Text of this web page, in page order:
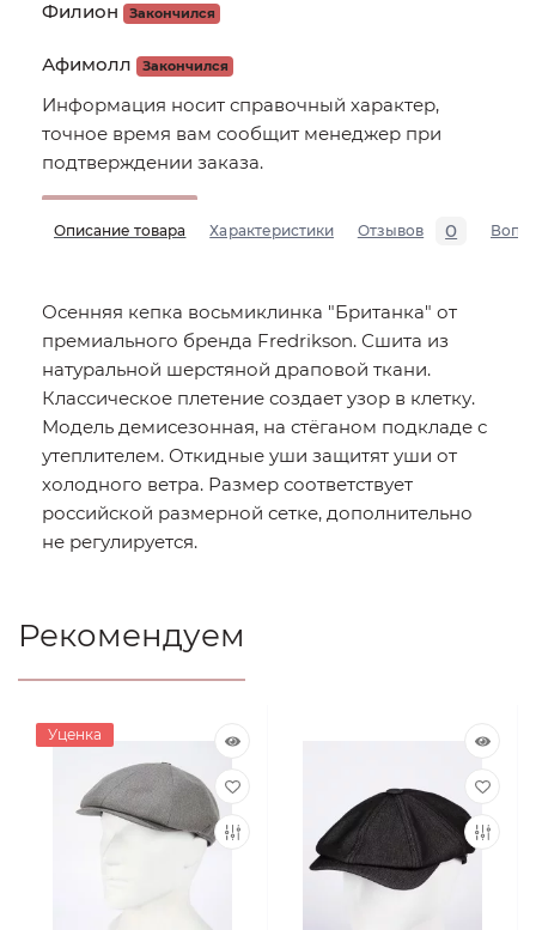
Филион Закончился
Афимолл Закончился
Информация носит справочный характер,
точное время вам сообщит менеджер при
подтверждении заказа.
Описание товара Характеристики Отзывов 0
Осенняя кепка восьмиклинка "Британка" от
премиального бренда Fredrikson. Сшита из
натуральной шерстяной драповой ткани.
Классическое плетение создает узор в клетку.
Модель демисезонная, на стёганом подкладе с
утеплителем. Откидные уши защитят уши от
холодного ветра. Размер соответствует
российской размерной сетке, дополнительно
не регулируется.
Рекомендуем
Уценка